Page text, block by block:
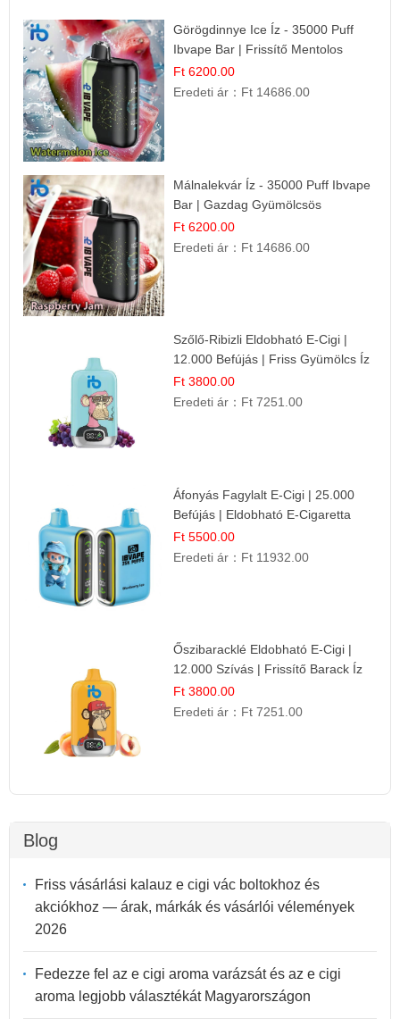
Görögdinnye Ice Íz - 35000 Puff
Ibvape Bar | Frissítő Mentolos
Élmény!
Ft 6200.00
Eredeti ár： Ft 14686.00
Málnalekvár Íz - 35000 Puff Ibvape
Bar | Gazdag Gyümölcsös
Ízélmény!
Ft 6200.00
Eredeti ár： Ft 14686.00
Szőlő-Ribizli Eldobható E-Cigi |
12.000 Befújás | Friss Gyümölcs Íz
Ft 3800.00
Eredeti ár： Ft 7251.00
Áfonyás Fagylalt E-Cigi | 25.000
Befújás | Eldobható E-Cigaretta
Ft 5500.00
Eredeti ár： Ft 11932.00
Őszibaracklé Eldobható E-Cigi |
12.000 Szívás | Frissítő Barack Íz
Ft 3800.00
Eredeti ár： Ft 7251.00
Blog
Friss vásárlási kalauz e cigi vác boltokhoz és
akciókhoz — árak, márkák és vásárlói vélemények
2026
Fedezze fel az e cigi aroma varázsát és az e cigi
aroma legjobb választékát Magyarországon